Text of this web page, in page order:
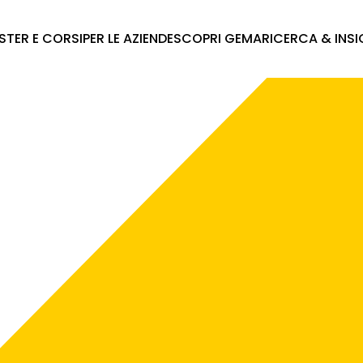
E CORSIPER LE AZIENDESCOPRI GEMARICERCA &